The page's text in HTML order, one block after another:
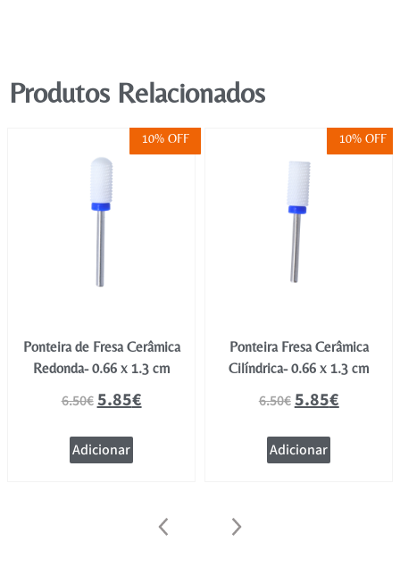
Produtos Relacionados
10% OFF
Ponteira de Fresa Cerâmica
Redonda- 0.66 x 1.3 cm
6.50€5.85€
Adicionar
10% OFF
Ponteira Fresa Cerâmica
Cilíndrica- 0.66 x 1.3 cm
6.50€5.85€
Adicionar